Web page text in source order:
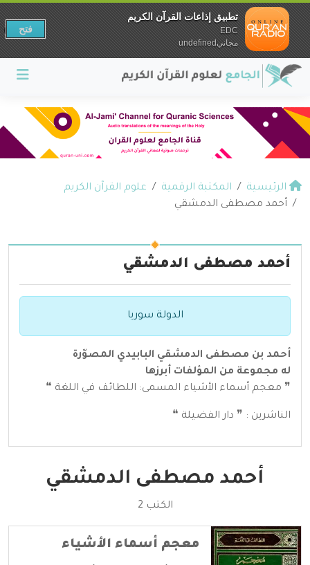
الرئيسية المكتبة الرقمية
علوم القرآن الكريم
أحمد مصطفى الدمشقي
أحمد مصطفى الدمشقي
الدولة سوريا
أحمد بن مصطفى الدمشقي البابيدي المصوّرة
له مجموعة من المؤلفات أبرزها
❞ معجم أسماء الأشياء المسمى: اللطائف في اللغة ❝
الناشرين : ❞ دار الفضيلة ❝
أحمد مصطفى الدمشقي
الكتب 2
معجم أسماء الأشياء
تطبيق إذاعات القرآن الكريم
EDC
مجانيundefined
فتح